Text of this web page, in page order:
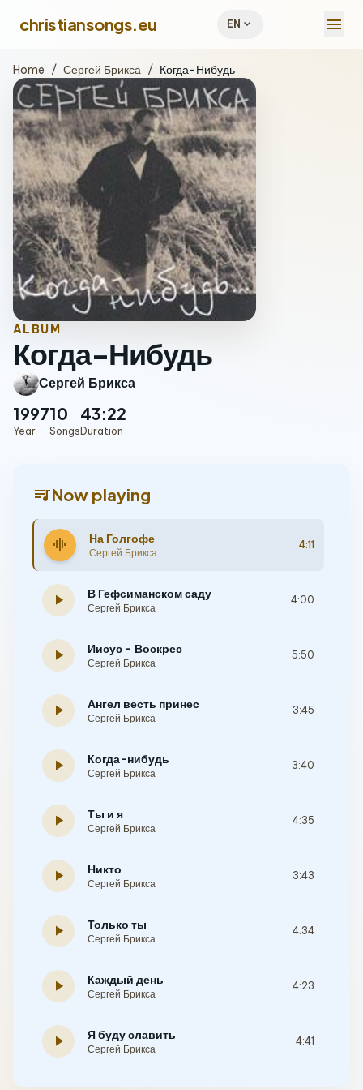
christiansongs.eu EN expand_more menu
Home / Сергей Брикса / Когда-Нибудь
ALBUM
Когда-Нибудь
Сергей Брикса
1997
Year
10
Songs
43:22
Duration
queue_musicNow playing
graphic_eq На Голгофе
Сергей Брикса
4:11
play_arrow В Гефсиманском саду
Сергей Брикса
4:00
play_arrow Иисус - Воскрес
Сергей Брикса
5:50
play_arrow Ангел весть принес
Сергей Брикса
3:45
play_arrow Когда-нибудь
Сергей Брикса
3:40
play_arrow Ты и я
Сергей Брикса
4:35
play_arrow Никто
Сергей Брикса
3:43
play_arrow Только ты
Сергей Брикса
4:34
play_arrow Каждый день
Сергей Брикса
4:23
play_arrow Я буду славить
Сергей Брикса
4:41